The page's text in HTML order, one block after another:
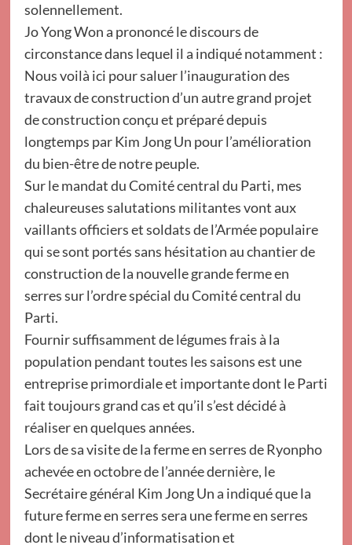
solennellement.
Jo Yong Won a prononcé le discours de
circonstance dans lequel il a indiqué notamment :
Nous voilà ici pour saluer l’inauguration des
travaux de construction d’un autre grand projet
de construction conçu et préparé depuis
longtemps par Kim Jong Un pour l’amélioration
du bien-être de notre peuple.
Sur le mandat du Comité central du Parti, mes
chaleureuses salutations militantes vont aux
vaillants officiers et soldats de l’Armée populaire
qui se sont portés sans hésitation au chantier de
construction de la nouvelle grande ferme en
serres sur l’ordre spécial du Comité central du
Parti.
Fournir suffisamment de légumes frais à la
population pendant toutes les saisons est une
entreprise primordiale et importante dont le Parti
fait toujours grand cas et qu’il s’est décidé à
réaliser en quelques années.
Lors de sa visite de la ferme en serres de Ryonpho
achevée en octobre de l’année dernière, le
Secrétaire général Kim Jong Un a indiqué que la
future ferme en serres sera une ferme en serres
dont le niveau d’informatisation et